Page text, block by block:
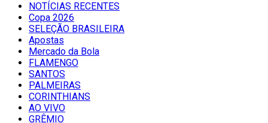
NOTÍCIAS RECENTES
Copa 2026
SELEÇÃO BRASILEIRA
Apostas
Mercado da Bola
FLAMENGO
SANTOS
PALMEIRAS
CORINTHIANS
AO VIVO
GRÊMIO